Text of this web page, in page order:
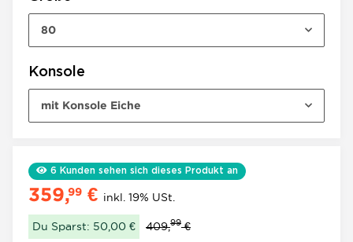
80
Konsole
mit Konsole Eiche
6 Kunden sehen sich dieses Produkt an
359,99 € inkl. 19% USt.
Du Sparst: 50,00 € 409,99€